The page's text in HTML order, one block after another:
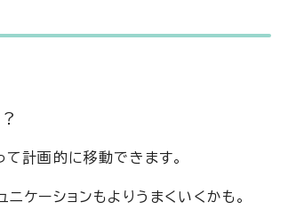
て計画的に移動できます。
ニケーションもよりうまくいくかも。